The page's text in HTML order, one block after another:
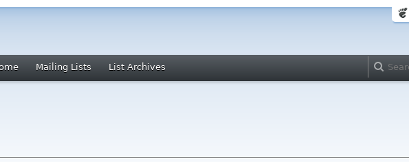
Mailing Lists List Archives